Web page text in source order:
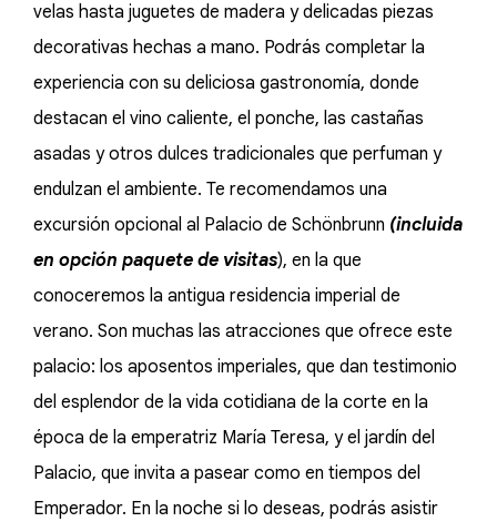
velas hasta juguetes de madera y delicadas piezas
decorativas hechas a mano. Podrás completar la
experiencia con su deliciosa gastronomía, donde
destacan el vino caliente, el ponche, las castañas
asadas y otros dulces tradicionales que perfuman y
endulzan el ambiente. Te recomendamos una
excursión opcional al Palacio de Schönbrunn (incluida
en opción paquete de visitas), en la que
conoceremos la antigua residencia imperial de
verano. Son muchas las atracciones que ofrece este
palacio: los aposentos imperiales, que dan testimonio
del esplendor de la vida cotidiana de la corte en la
época de la emperatriz María Teresa, y el jardín del
Palacio, que invita a pasear como en tiempos del
Emperador. En la noche si lo deseas, podrás asistir